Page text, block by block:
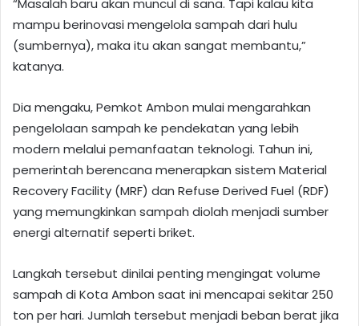
mampu berinovasi mengelola sampah dari hulu
(sumbernya), maka itu akan sangat membantu,”
katanya.
Dia mengaku, Pemkot Ambon mulai mengarahkan
pengelolaan sampah ke pendekatan yang lebih
modern melalui pemanfaatan teknologi. Tahun ini,
pemerintah berencana menerapkan sistem Material
Recovery Facility (MRF) dan Refuse Derived Fuel (RDF)
yang memungkinkan sampah diolah menjadi sumber
energi alternatif seperti briket.
Langkah tersebut dinilai penting mengingat volume
sampah di Kota Ambon saat ini mencapai sekitar 250
ton per hari. Jumlah tersebut menjadi beban berat jika